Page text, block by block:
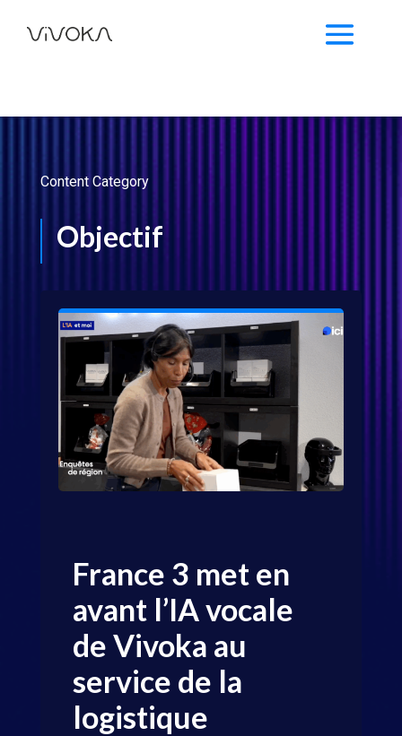
Content Category
Objectif
France 3 met en
avant l’IA vocale
de Vivoka au
service de la
logistique